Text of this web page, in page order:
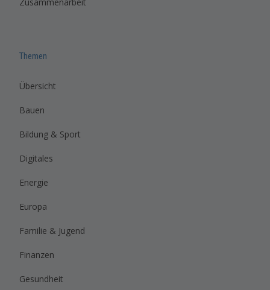
Zusammenarbeit
Themen
Übersicht
Bauen
Bildung & Sport
Digitales
Energie
Europa
Familie & Jugend
Finanzen
Gesundheit